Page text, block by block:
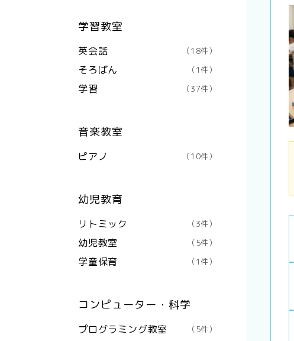
学習教室
英会話 （18件）
そろばん （1件）
学習 （37件）
音楽教室
ピアノ （10件）
幼児教育
リトミック （3件）
幼児教室 （5件）
学童保育 （1件）
コンピューター・科学
プログラミング教室 （5件）